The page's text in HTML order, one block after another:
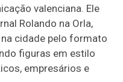
valenciana. Ele
Rolando na Orla,
cidade pelo formato
figuras em estilo
empresários e